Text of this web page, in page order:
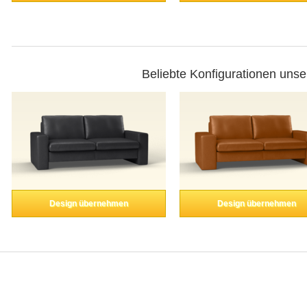
Beliebte Konfigurationen
Design übernehmen Design übernehmen